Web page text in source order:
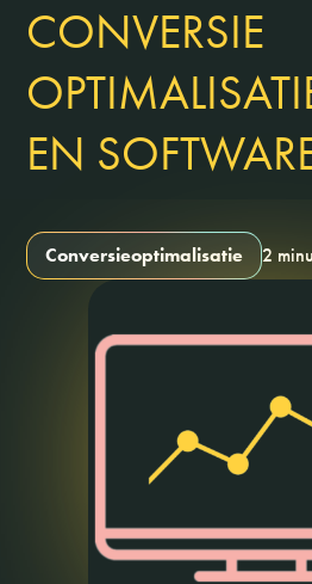
CONVERSIE
EN
Conversieoptimalisatie 2